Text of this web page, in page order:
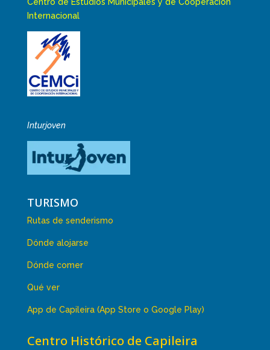
Centro de Estudios Municipales y de Cooperación
Internacional
Inturjoven
TURISMO
Rutas de senderismo
Dónde alojarse
Dónde comer
Qué ver
App de Capileira (App Store o Google Play)
Centro Histórico de Capileira